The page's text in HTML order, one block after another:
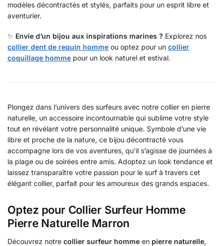
modèles décontractés et stylés, parfaits pour un esprit libre et
aventurier.
✨ Envie d’un bijou aux inspirations marines ? Explorez nos
collier dent de requin homme ou optez pour un collier
coquillage homme pour un look naturel et estival.
Plongez dans l’univers des surfeurs avec notre collier en pierre
naturelle, un accessoire incontournable qui sublime votre style
tout en révélant votre personnalité unique. Symbole d’une vie
libre et proche de la nature, ce bijou décontracté vous
accompagne lors de vos aventures, qu’il s’agisse de journées à
la plage ou de soirées entre amis. Adoptez un look tendance et
laissez transparaître votre passion pour le surf à travers cet
élégant collier, parfait pour les amoureux des grands espaces.
Optez pour Collier Surfeur Homme
Pierre Naturelle Marron
Découvrez notre collier surfeur homme en pierre naturelle,